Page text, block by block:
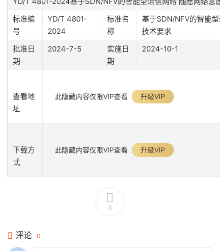
标准编
号
YD/T 4801-
2024
标准名
称
基于SDN/NFV的智能
技术要求
批准日
期
2024-7-5
实施日
期
2024-10-1
查看地
址
此隐藏内容仅限VIP查看 升级VIP
下载方
式
此隐藏内容仅限VIP查看 升级VIP
0
评论 0